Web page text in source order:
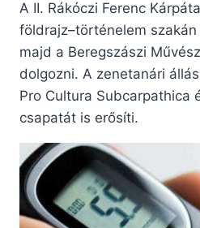
A II. Rákóczi Ferenc
földrajz–történelem
majd a Beregszászi
dolgozni. A zenetanári
Pro Cultura Subcarpathica
csapatát is erősíti.